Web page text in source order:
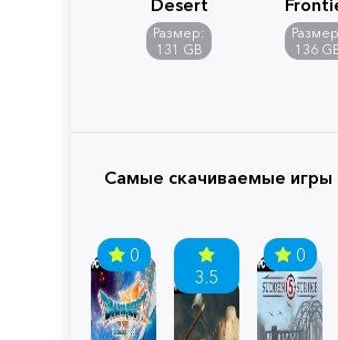
Размер:
131 GB
of
136
Самые скачиваемые игры
0
3.5
0